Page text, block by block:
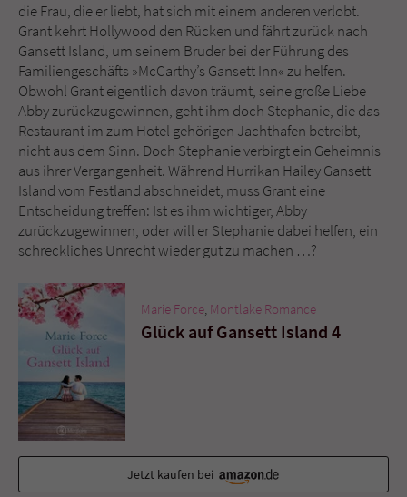
die Frau, die er liebt, hat sich mit einem anderen verlobt.
Grant kehrt Hollywood den Rücken und fährt zurück nach
Gansett Island, um seinem Bruder bei der Führung des
Familiengeschäfts »McCarthy’s Gansett Inn« zu helfen.
Obwohl Grant eigentlich davon träumt, seine große Liebe
Abby zurückzugewinnen, geht ihm doch Stephanie, die das
Restaurant im zum Hotel gehörigen Jachthafen betreibt,
nicht aus dem Sinn. Doch Stephanie verbirgt ein Geheimnis
aus ihrer Vergangenheit. Während Hurrikan Hailey Gansett
Island vom Festland abschneidet, muss Grant eine
Entscheidung treffen: Ist es ihm wichtiger, Abby
zurückzugewinnen, oder will er Stephanie dabei helfen, ein
schreckliches Unrecht wieder gut zu machen …?
Marie Force Montlake Romance
Glück auf Gansett Island 4
Jetzt kaufen bei
Anbieter Literatur-Couch Medien GmbH & Co. KG
Laufzeit Session
Zweck
Dieses Cookie gewährleistet die
Kommunikation der Webseite mit dem
Benutzer. Es wird benötigt um z. B. den
Sicherheitscode des Kontaktformulars zu
überprüfen.